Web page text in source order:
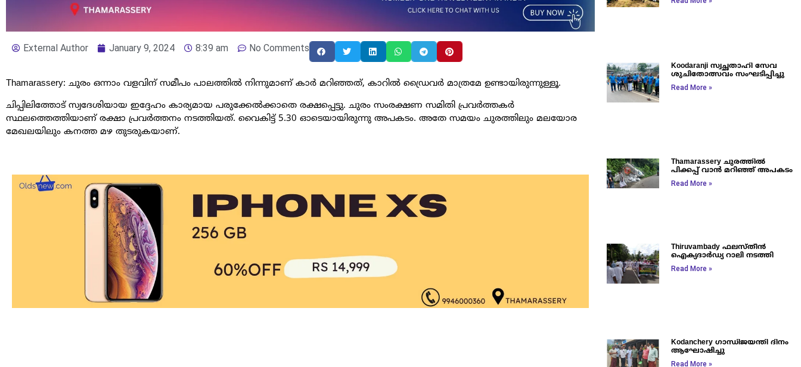
External Author January 9, 2024 8:39 am No Comments
Thamarassery: ചുരം ഒന്നാം വളവിന് സമീപം പാലത്തിൽ നിന്നുമാണ് കാർ മറിഞ്ഞത്, കാറിൽ ഡ്രൈവർ മാത്രമേ ഉണ്ടായിരുന്നുള്ളൂ.
ചിപ്പിലിത്തോട് സ്വദേശിയായ ഇദ്ദേഹം കാര്യമായ പരുക്കേൽക്കാതെ രക്ഷപ്പെട്ടു. ചുരം സംരക്ഷണ സമിതി പ്രവർത്തകർ
സ്ഥലത്തെത്തിയാണ് രക്ഷാ പ്രവർത്തനം നടത്തിയത്. വൈകിട്ട് 5.30 ഓടെയായിരുന്നു അപകടം. അതേ സമയം ചുരത്തിലും മലയോര
മേഖലയിലും കനത്ത മഴ തുടരുകയാണ്.
Koodaranji സ്വച്ഛതാഹി സേവ
ശുചിതോത്സവം സംഘടിപ്പിച്ചു
Read More »
Thamarassery ചുരത്തിൽ
പിക്കപ്പ് വാൻ മറിഞ്ഞ് അപകടം
Read More »
Thiruvambady ഫലസ്തീൻ
ഐക്യദാർഡ്യ റാലി നടത്തി
Read More »
Kodanchery ഗാന്ധിജയന്തി ദിനം
ആഘോഷിച്ചു
Read More »